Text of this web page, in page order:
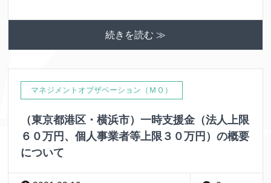
続きを読む ≫
マネジメントオブザベーション（ＭＯ）
（東京都港区・横浜市）一時支援金（法人上限
６０万円、個人事業者等上限３０万円）の概要
について